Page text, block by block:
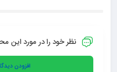
نظر خود را در مورد این
افزودن